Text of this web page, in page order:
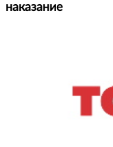
наказание